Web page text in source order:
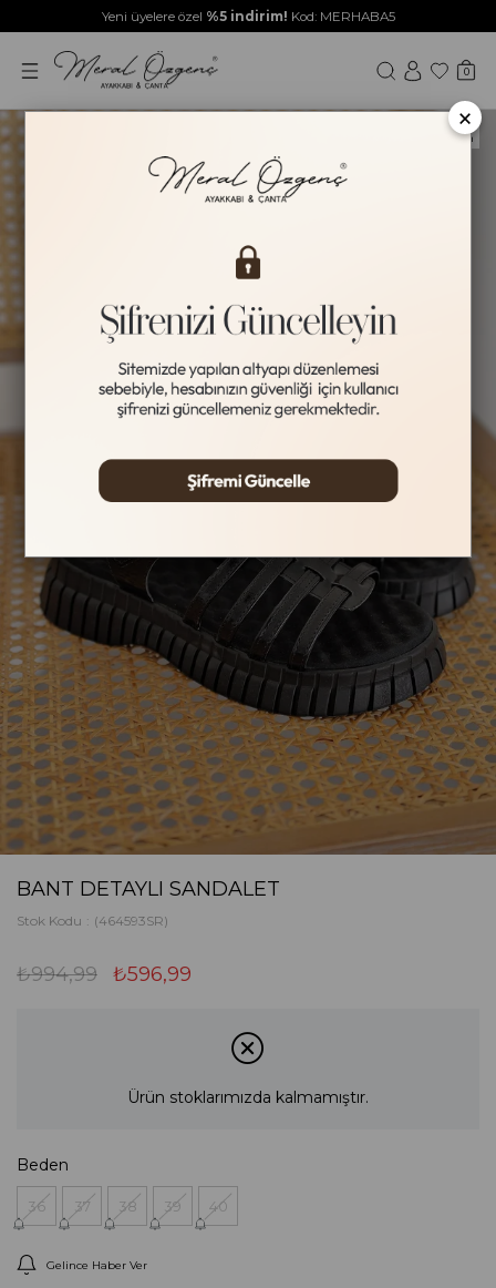
Yeni üyelere özel %5 indirim! Kod: MERHABA5
0
Yeni Ürün
BANT DETAYLI SANDALET
Stok Kodu (464593SR)
₺994,99 ₺596,99
Ürün stoklarımızda kalmamıştır.
Beden
36 37 38 39 40
Gelince Haber Ver
×